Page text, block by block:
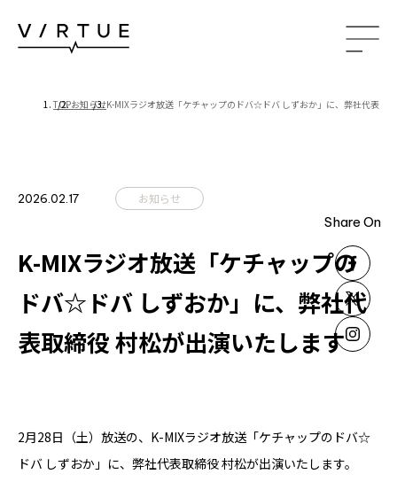
施工事例
OTHER
RECRUITMENT
採用情報
先輩の声
事業紹介
オフィスデザイン
TOPお知らせK-MIXラジオ放送「ケチャップのドバ☆ドバ しずおか」に、弊社代表取
2026.02.17 お知らせ
K-MIXラジオ放送「ケチャップの
ドバ☆ドバ しずおか」に、弊社代
表取締役 村松が出演いたします
2月28日（土）放送の、K-MIXラジオ放送「ケチャップのドバ☆
ドバ しずおか」に、弊社代表取締役 村松が出演いたします。
Share On